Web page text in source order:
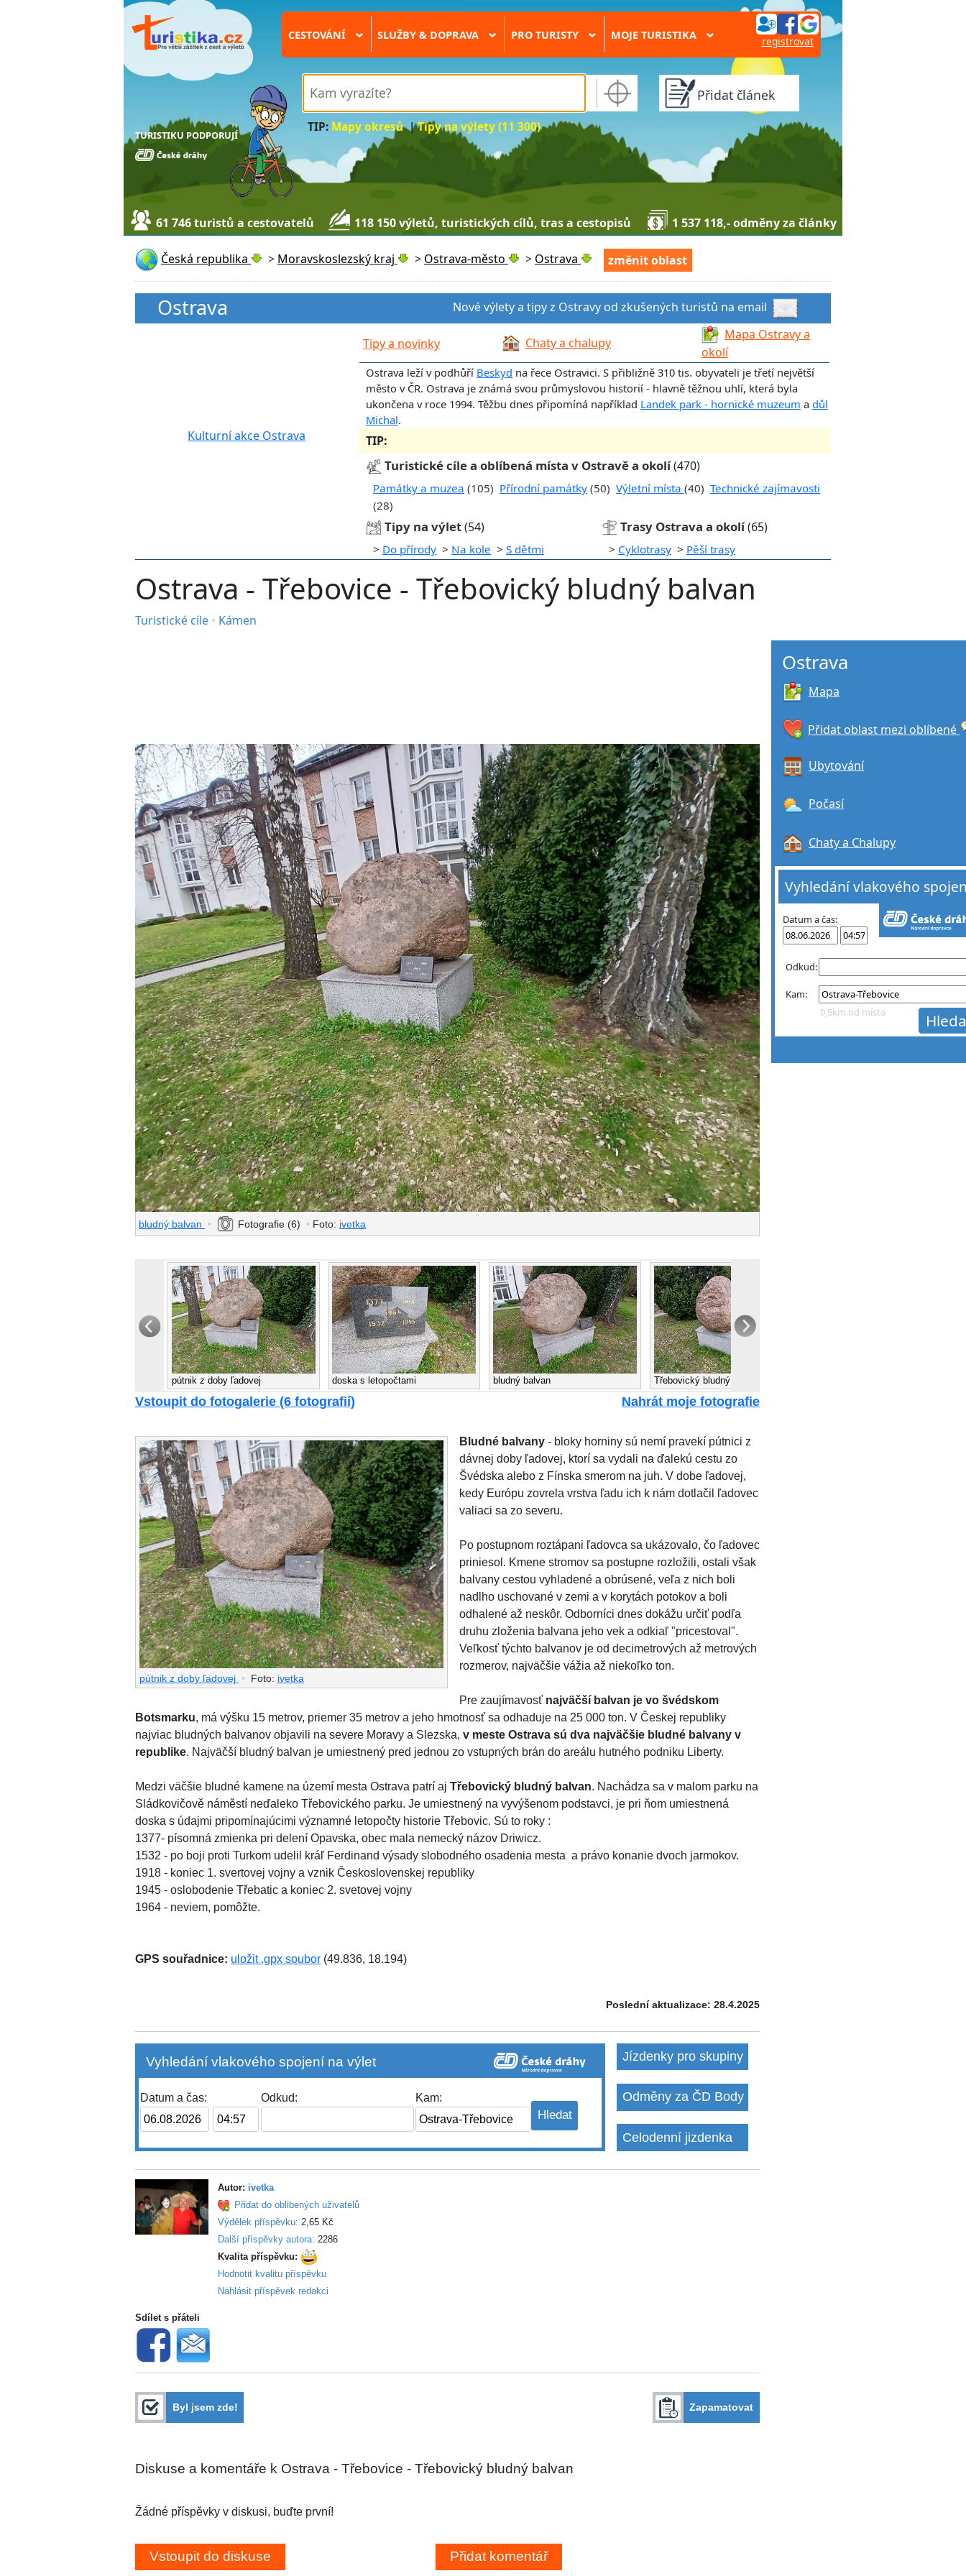
TURISTIKU PODPORUJÍ
CESTOVÁNÍ › SLUŽBY & DOPRAVA › PRO TURISTY › MOJE TURISTIKA › registrovat
TIP: Mapy okresů|Tipy na výlety (11 300)
Přidat článek
61 746 turistů a cestovatelů 118 150 výletů, turistických cílů, tras a cestopisů 1 537 118,- odměny za články
Česká republika > Moravskoslezský kraj > Ostrava-město > Ostrava změnit oblast
Ostrava Nové výlety a tipy z Ostravy od zkušených turistů na email
Kulturní akce Ostrava
Tipy a novinky Chaty a chalupy
Mapa Ostravy a
okolí
Ostrava leží v podhůří Beskyd na řece Ostravici. S přibližně 310 tis. obyvateli je třetí největší
město v ČR. Ostrava je známá svou průmyslovou historií - hlavně těžnou uhlí, která byla
ukončena v roce 1994. Těžbu dnes připomíná například Landek park - hornické muzeum a důl
Michal.
TIP:
Turistické cíle a oblíbená místa v Ostravě a okolí(470)
Památky a muzea (105) Přírodní památky (50) Výletní místa (40) Technické zajímavosti
(28)
Tipy na výlet(54) Trasy Ostrava a okolí(65)
> Do přírody > Na kole > S dětmi > Cyklotrasy > Pěší trasy
Ostrava - Třebovice - Třebovický bludný balvan
Turistické cíle • Kámen
bludný balvan • Fotografie (6) • Foto: ivetka
pútnik z doby ľadovej doska s letopočtami bludný balvan Třebovický bludný balvan
Nahrát moje fotografie
Vstoupit do fotogalerie (6 fotografií)
pútnik z doby ľadovej • Foto: ivetka
Bludné balvany- bloky horniny sú nemí pravekí pútnici z
dávnej doby ľadovej, ktorí sa vydali na ďalekú cestu zo
Švédska alebo z Fínska smerom na juh. V dobe ľadovej,
kedy Európu zovrela vrstva ľadu ich k nám dotlačil ľadovec
valiaci sa zo severu.
Po postupnom roztápani ľadovca sa ukázovalo, čo ľadovec
priniesol. Kmene stromov sa postupne rozložili, ostali však
balvany cestou vyhladené a obrúsené, veľa z nich boli
nadlho uschované v zemi a v korytách potokov a boli
odhalené až neskôr. Odborníci dnes dokážu určiť podľa
druhu zloženia balvana jeho vek a odkiaľ "pricestoval".
Veľkosť týchto balvanov je od decimetrových až metrových
rozmerov, najväčšie vážia až niekoľko ton.
Pre zaujímavosť najväčší balvan je vo švédskom
Botsmarku, má výšku 15 metrov, priemer 35 metrov a jeho hmotnosť sa odhaduje na 25 000 ton. V Českej republiky
najviac bludných balvanov objavili na severe Moravy a Slezska, v meste Ostrava sú dva najväčšie bludné balvany v
republike. Najväčší bludný balvan je umiestnený pred jednou zo vstupných brán do areálu hutného podniku Liberty.
Medzi väčšie bludné kamene na území mesta Ostrava patrí aj Třebovický bludný balvan. Nachádza sa v malom parku na
Sládkovičově náměstí neďaleko Třebovického parku. Je umiestnený na vyvýšenom podstavci, je pri ňom umiestnená
doska s údajmi pripomínajúcimi významné letopočty historie Třebovic. Sú to roky :
1377- písomná zmienka pri delení Opavska, obec mala nemecký názov Driwicz.
1532 - po boji proti Turkom udelil kráľ Ferdinand výsady slobodného osadenia mesta a právo konanie dvoch jarmokov.
1918 - koniec 1. svertovej vojny a vznik Československej republiky
1945 - oslobodenie Třebatic a koniec 2. svetovej vojny
1964 - neviem, pomôžte.
GPS souřadnice: uložit .gpx soubor (49.836, 18.194)
Poslední aktualizace: 28.4.2025
Vyhledání vlakového spojení na výlet
Datum a čas: Odkud: Kam:
Jízdenky pro skupiny
Odměny za ČD Body
Celodenní jizdenka
Autor: ivetka
Přidat do oblibených uživatelů
Výdělek příspěvku: 2,65 Kč
Další příspěvky autora: 2286
Kvalita příspěvku:
Hodnotit kvalitu příspěvku
Nahlásit příspěvek redakci
Sdílet s přáteli
Byl jsem zde! Zapamatovat
Diskuse a komentáře k Ostrava - Třebovice - Třebovický bludný balvan
Žádné příspěvky v diskusi, buďte první!
Ostrava
Mapa
Přidat oblast mezi oblíbené
Ubytování
Počasí
Chaty a Chalupy
Vyhledání vlakového
Datum a čas:
Odkud:
Kam:
0,5km od místa